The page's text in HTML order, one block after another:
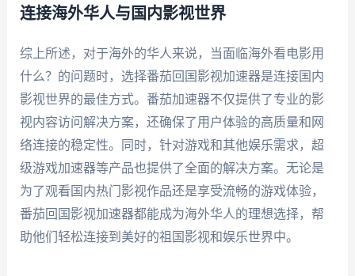
连接海外华人与国内影视世界
综上所述，对于海外的华人来说，当面临海外看电影用
什么？的问题时，选择番茄回国影视加速器是连接国内
影视世界的最佳方式。番茄加速器不仅提供了专业的影
视内容访问解决方案，还确保了用户体验的高质量和网
络连接的稳定性。同时，针对游戏和其他娱乐需求，超
级游戏加速器等产品也提供了全面的解决方案。无论是
为了观看国内热门影视作品还是享受流畅的游戏体验，
番茄回国影视加速器都能成为海外华人的理想选择，帮
助他们轻松连接到美好的祖国影视和娱乐世界中。